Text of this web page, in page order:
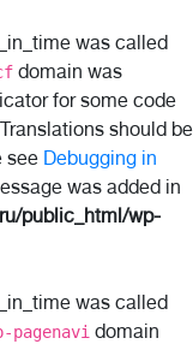
was called
domain was
for some code
should be
see Debugging in
was added in
public_html/wp-
was called
pagenavi domain